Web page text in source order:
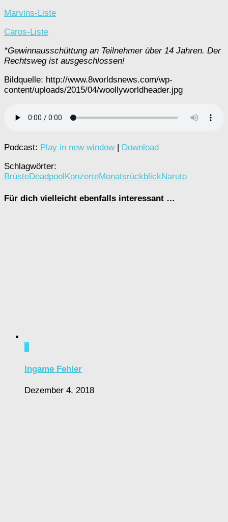
Marvins-Liste
Caros-Liste
*Gewinnausschüttung an Teilnehmer über 14 Jahren. Der
Rechtsweg ist ausgeschlossen!
Bildquelle: http://www.8worldsnews.com/wp-
content/uploads/2015/04/woollyworldheader.jpg
Podcast: Play in new window|
Download
Schlagwörter:
BrüsteDeadpool KonzerteMonatsrückblickNaruto
Für dich vielleicht ebenfalls interessant …
0
Ingame Fehler
Dezember 4, 2018